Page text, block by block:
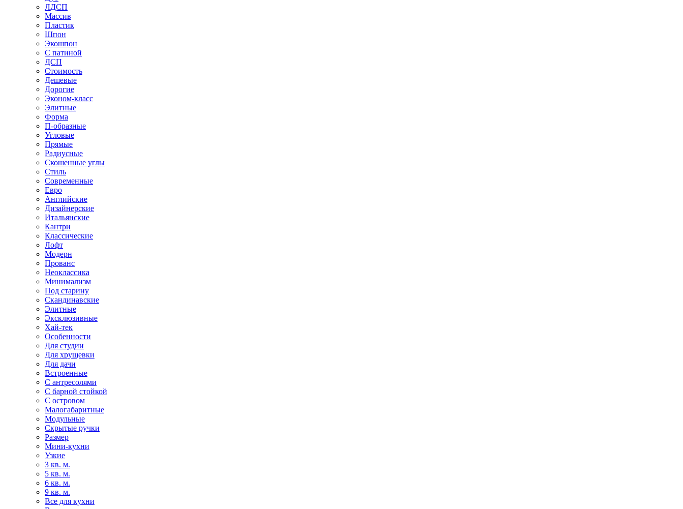
ЛДСП
Массив
Пластик
Шпон
Экошпон
С патиной
ДСП
Стоимость
Дешевые
Дорогие
Эконом-класс
Элитные
Форма
П-образные
Угловые
Прямые
Радиусные
Скошенные углы
Стиль
Современные
Евро
Английские
Дизайнерские
Итальянские
Кантри
Классические
Лофт
Модерн
Прованс
Неоклассика
Минимализм
Под старину
Скандинавские
Элитные
Эксклюзивные
Хай-тек
Особенности
Для студии
Для хрущевки
Для дачи
Встроенные
С антресолями
С барной стойкой
С островом
Малогабаритные
Модульные
Скрытые ручки
Размер
Мини-кухни
Узкие
3 кв. м.
5 кв. м.
6 кв. м.
9 кв. м.
Все для кухни